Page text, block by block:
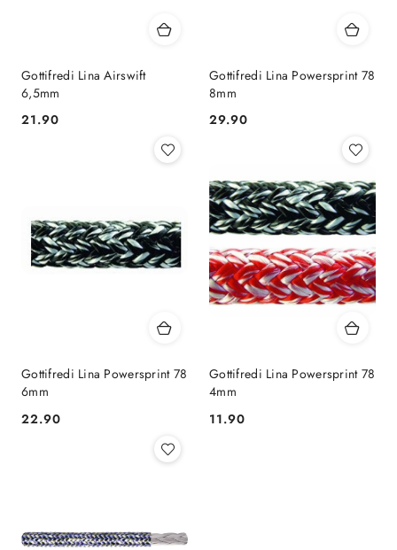
Gottifredi Lina Airswift
6,5mm
Cena:
21.90
Gottifredi Lina Powersprint 78
8mm
Cena:
29.90
Gottifredi Lina Powersprint 78
6mm
Cena:
22.90
Gottifredi Lina Powersprint 78
4mm
Cena:
11.90